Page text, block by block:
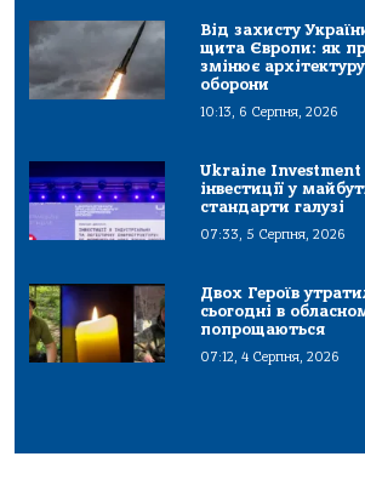
Від захисту
щита Європи: як
змінює
оборони
10:13, 6 Серпня, 2026
Ukraine Investment
інвестиції у
стандарти галузі
07:33, 5 Серпня, 2026
Двох Героїв
сьогодні в
попрощаються
07:12, 4 Серпня, 2026